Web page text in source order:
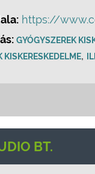
https://
GYÓGYSZEREK
,
BT.